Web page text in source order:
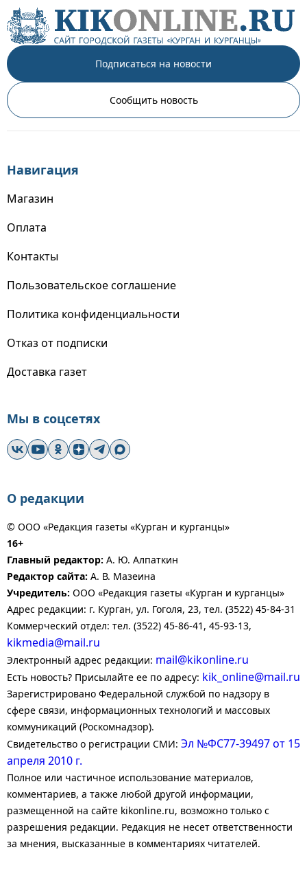
Подписаться на новости
Сообщить новость
Навигация
Магазин
Оплата
Контакты
Пользовательское соглашение
Политика конфиденциальности
Отказ от подписки
Доставка газет
Мы в соцсетях
О редакции
© ООО «Редакция газеты «Курган и курганцы»
16+
Главный редактор: А. Ю. Алпаткин
Редактор сайта: А. В. Мазеина
Учредитель: ООО «Редакция газеты «Курган и курганцы»
Адрес редакции: г. Курган, ул. Гоголя, 23, тел. (3522) 45-84-31
Коммерческий отдел: тел. (3522) 45-86-41, 45-93-13,
kikmedia@mail.ru
Электронный адрес редакции: mail@kikonline.ru
Есть новость? Присылайте ее по адресу: kik_online@mail.ru
Зарегистрировано Федеральной службой по надзору в
сфере связи, информационных технологий и массовых
коммуникаций (Роскомнадзор).
Свидетельство о регистрации СМИ: Эл №ФС77-39497 от 15
апреля 2010 г.
Полное или частичное использование материалов,
комментариев, а также любой другой информации,
размещенной на сайте kikonline.ru, возможно только с
разрешения редакции. Редакция не несет ответственности
за мнения, высказанные в комментариях читателей.